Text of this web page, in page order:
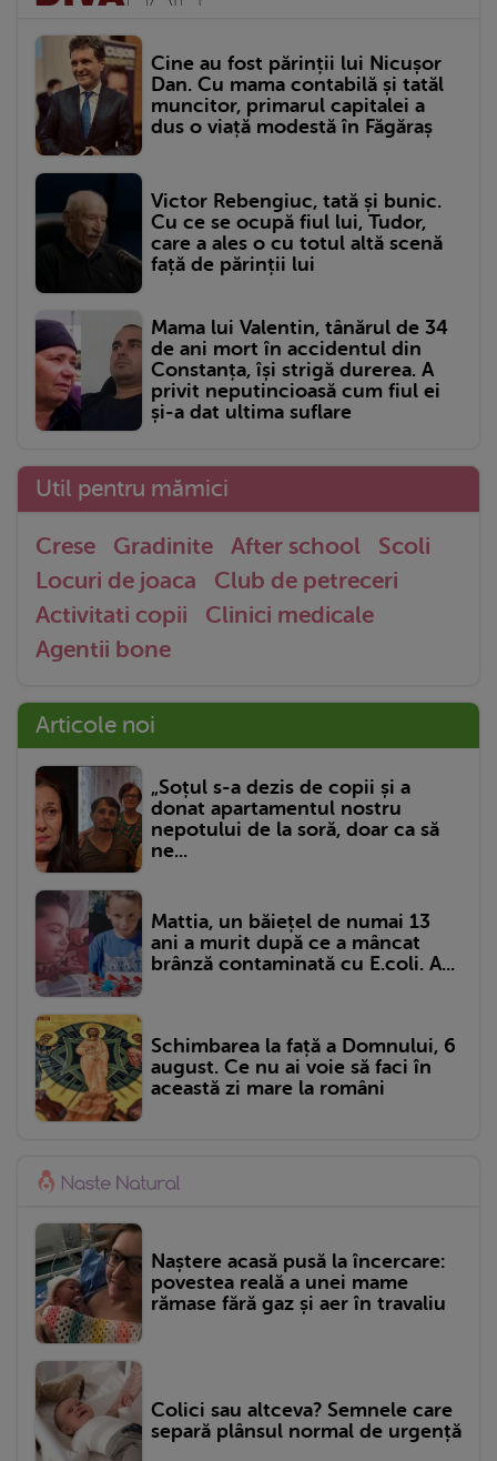
Cine au fost părinții lui Nicușor
Dan. Cu mama contabilă și tatăl
muncitor, primarul capitalei a
dus o viață modestă în Făgăraș
Victor Rebengiuc, tată și bunic.
Cu ce se ocupă fiul lui, Tudor,
care a ales o cu totul altă scenă
față de părinții lui
Mama lui Valentin, tânărul de 34
de ani mort în accidentul din
Constanța, își strigă durerea. A
privit neputincioasă cum fiul ei
și-a dat ultima suflare
Util pentru mămici
Crese Gradinite After school
Scoli
Locuri de joaca
Club de petreceri
Activitati copii
Clinici medicale
Agentii bone
Articole noi
„Soțul s-a dezis de copii și a
donat apartamentul nostru
nepotului de la soră, doar ca să
ne...
Mattia, un băiețel de numai 13
ani a murit după ce a mâncat
brânză contaminată cu E.coli. A...
Schimbarea la față a Domnului, 6
august. Ce nu ai voie să faci în
această zi mare la români
Naștere acasă pusă la încercare:
povestea reală a unei mame
rămase fără gaz și aer în travaliu
Colici sau altceva? Semnele care
separă plânsul normal de urgență